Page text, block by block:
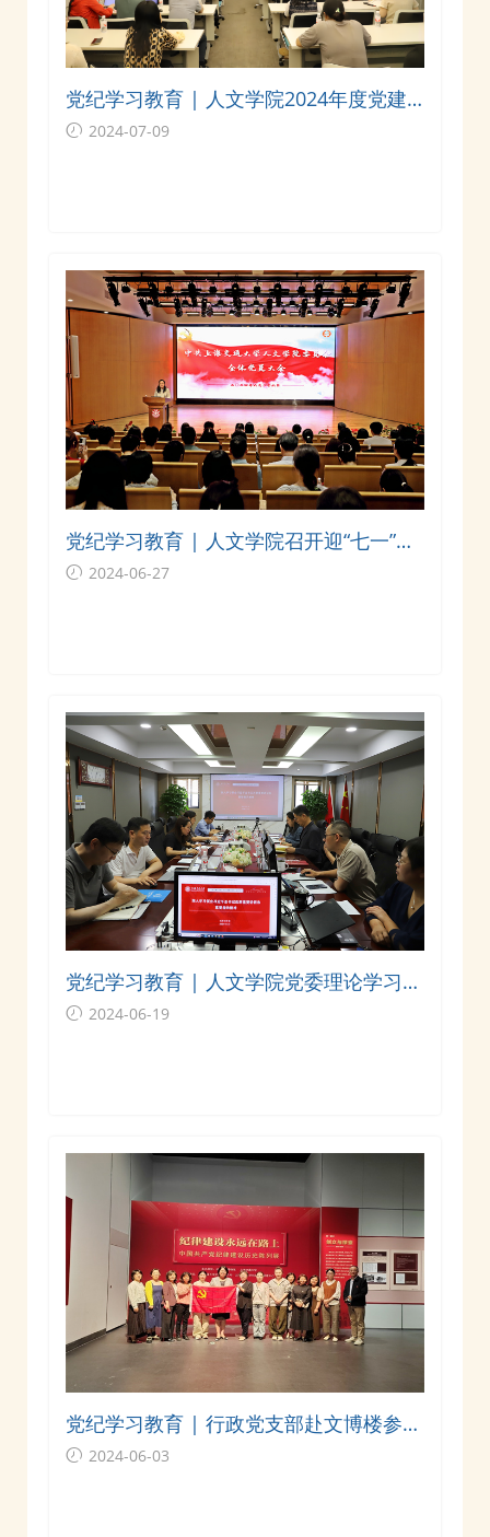
党纪学习教育 | 人文学院2024年度党建
工作培训班开班式暨首场专题报告会顺利
2024-07-09
党纪学习教育 | 人文学院召开迎“七一”全
体党员大会
2024-06-27
党纪学习教育 | 人文学院党委理论学习中
心组召开专题学习会议
2024-06-19
党纪学习教育 | 行政党支部赴文博楼参观
《纪律建设永远在路上——中国共产党纪
2024-06-03